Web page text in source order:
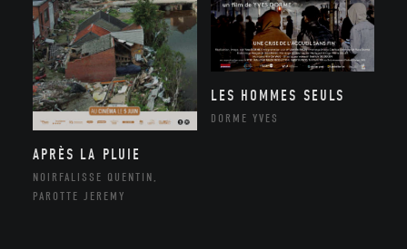
APRÈS LA PLUIE
NOIRFALISSE QUENTIN,
PAROTTE JEREMY
LES HOMMES SEULS
DORME YVES